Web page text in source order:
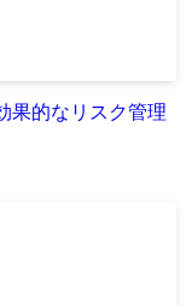
果的なリスク管理